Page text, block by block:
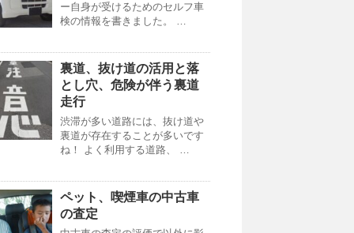
ー自身が受けるためのセルフ車
検の情報を書きました。 …
裏道、抜け道の活用と落
とし穴、危険が伴う裏道
走行
渋滞が多い道路には、抜け道や
裏道が存在することが多いです
ね！ よく利用する道路、 …
ペット、喫煙車の中古車
の査定